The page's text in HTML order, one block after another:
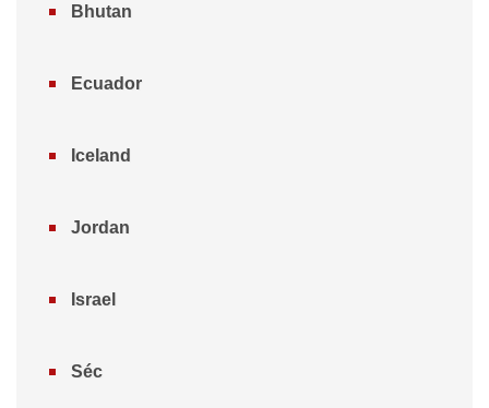
Bhutan
Ecuador
Iceland
Jordan
Israel
Séc